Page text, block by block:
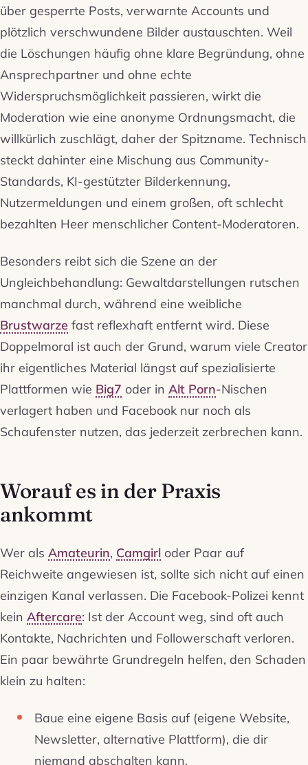
über gesperrte Posts, verwarnte Accounts und
plötzlich verschwundene Bilder austauschten. Weil
die Löschungen häufig ohne klare Begründung, ohne
Ansprechpartner und ohne echte
Widerspruchsmöglichkeit passieren, wirkt die
Moderation wie eine anonyme Ordnungsmacht, die
willkürlich zuschlägt, daher der Spitzname. Technisch
steckt dahinter eine Mischung aus Community-
Standards, KI-gestützter Bilderkennung,
Nutzermeldungen und einem großen, oft schlecht
bezahlten Heer menschlicher Content-Moderatoren.
Besonders reibt sich die Szene an der
Ungleichbehandlung: Gewaltdarstellungen rutschen
manchmal durch, während eine weibliche
Brustwarze fast reflexhaft entfernt wird. Diese
Doppelmoral ist auch der Grund, warum viele Creator
ihr eigentliches Material längst auf spezialisierte
Plattformen wie Big7 oder in Alt Porn-Nischen
verlagert haben und Facebook nur noch als
Schaufenster nutzen, das jederzeit zerbrechen kann.
Worauf es in der Praxis
ankommt
Wer als Amateurin, Camgirl oder Paar auf
Reichweite angewiesen ist, sollte sich nicht auf einen
einzigen Kanal verlassen. Die Facebook-Polizei kennt
kein Aftercare: Ist der Account weg, sind oft auch
Kontakte, Nachrichten und Followerschaft verloren.
Ein paar bewährte Grundregeln helfen, den Schaden
klein zu halten:
Baue eine eigene Basis auf (eigene Website,
Newsletter, alternative Plattform), die dir
niemand abschalten kann.